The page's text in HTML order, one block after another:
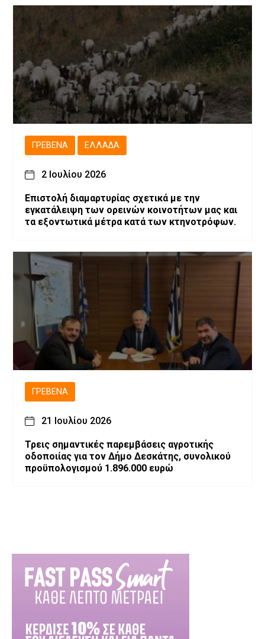
ΓΡΕΒΕΝΆ ΕΛΛΆΔΑ
2 Ιουλίου 2026
Επιστολή διαμαρτυρίας σχετικά με την
εγκατάλειψη των ορεινών κοινοτήτων μας και
τα εξοντωτικά μέτρα κατά των κτηνοτρόφων.
ΓΡΕΒΕΝΆ
21 Ιουλίου 2026
Τρεις σημαντικές παρεμβάσεις αγροτικής
οδοποιίας για τον Δήμο Δεσκάτης, συνολικού
προϋπολογισμού 1.896.000 ευρώ